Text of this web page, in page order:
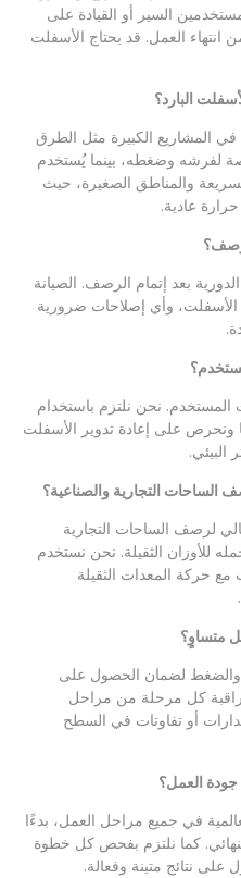
السير أو القيادة على
24 إلى 48 ساعة من انتهاء العمل. قد يحتاج الأسفلت
البارد؟
المشاريع الكبيرة مثل الطرق
لفرشه وضغطه، بينما يُستخدم
والمناطق الصغيرة، حيث
عادية.
بعد إتمام الرصف. الصيانة
وأي إصلاحات ضرورية
المستخدم. نحن نلتزم باستخدام
ونحرص على إعادة تدوير الأسفلت
البيئي.
التجارية والصناعية؟
لرصف الساحات التجارية
للأوزان الثقيلة. نحن نستخدم
حركة المعدات الثقيلة
متساوٍ؟
لضمان الحصول على
كل مرحلة من مراحل
أو تفاوتات في السطح
جودة العمل؟
في جميع مراحل العمل، بدءًا
كما نلتزم بفحص كل خطوة
نتائج متينة وفعالة.